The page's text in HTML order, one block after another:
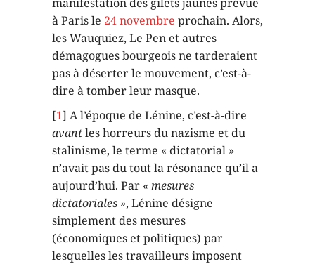
à Paris le 24 novembre prochain. Alors,
les Wauquiez, Le Pen et autres
démagogues bourgeois ne tarderaient
pas à déserter le mouvement, c’est-à-
dire à tomber leur masque.
[1] A l’époque de Lénine, c’est-à-dire
avantles horreurs du nazisme et du
stalinisme, le terme « dictatorial »
n’avait pas du tout la résonance qu’il a
aujourd’hui. Par « mesures
dictatoriales », Lénine désigne
simplement des mesures
(économiques et politiques) par
lesquelles les travailleurs imposent